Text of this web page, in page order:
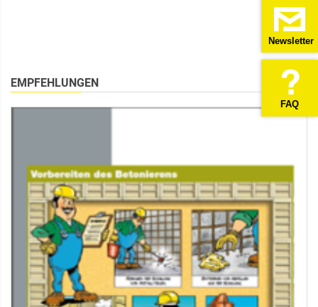
Newsletter
FAQ
EMPFEHLUNGEN